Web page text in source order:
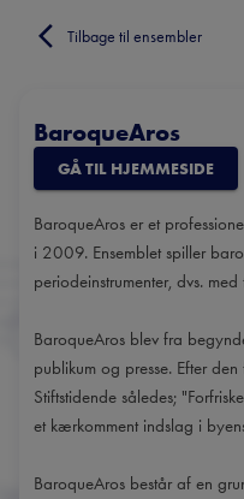
Tilbage til ensembler
BaroqueAros
GÅ TIL HJEMMESIDE
BaroqueAros er et
i 2009. Ensemblet spiller
periodeinstrumenter, dvs.
BaroqueAros blev fra
publikum og presse. Efter
Stiftstidende således;
et kærkomment indslag i
BaroqueAros består af en